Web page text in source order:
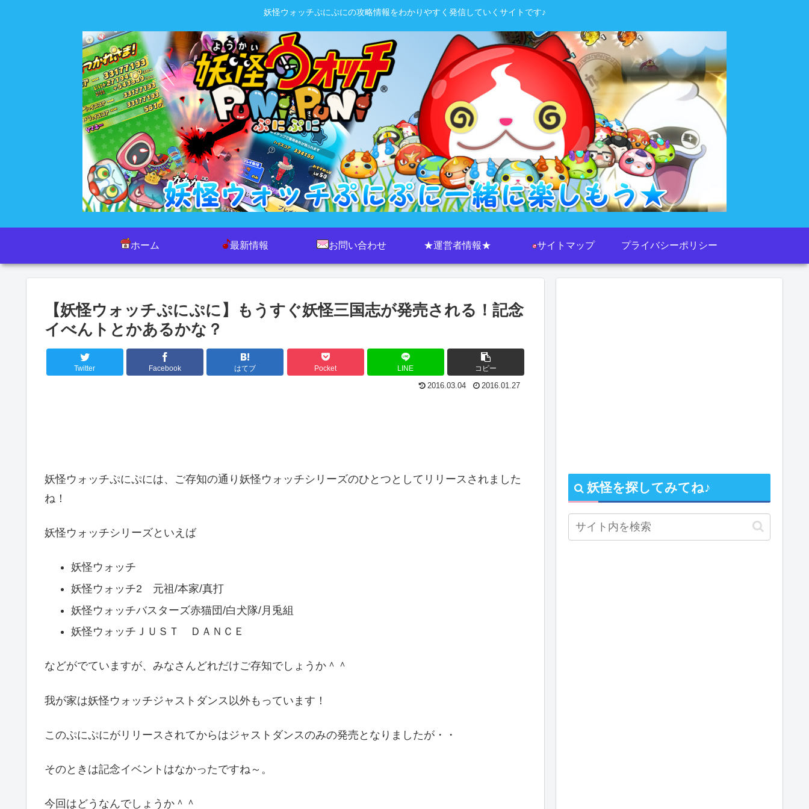
妖怪ウォッチぷにぷにの攻略情報をわかりやすく発信していくサイトです♪
ホーム 最新情報 お問い合わせ ★運営者情報★ サイトマップ プライバシーポリシー
【妖怪ウォッチぷにぷに】もうすぐ妖怪三国志が発売される！記念
イべんトとかあるかな？
Twitter Facebook はてブ Pocket LINE コピー
2016.03.04 2016.01.27
妖怪ウォッチぷにぷには、ご存知の通り妖怪ウォッチシリーズのひとつとしてリリースされました
ね！
妖怪ウォッチシリーズといえば
妖怪ウォッチ
妖怪ウォッチ2 元祖/本家/真打
妖怪ウォッチバスターズ赤猫団/白犬隊/月兎組
妖怪ウォッチＪＵＳＴ ＤＡＮＣＥ
などがでていますが、みなさんどれだけご存知でしょうか＾＾
我が家は妖怪ウォッチジャストダンス以外もっています！
このぷにぷにがリリースされてからはジャストダンスのみの発売となりましたが・・
そのときは記念イベントはなかったですね～。
今回はどうなんでしょうか＾＾
妖怪を探してみてね♪